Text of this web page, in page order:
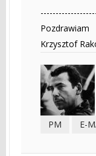
Pozdrawiam
Krzysztof
PM E-